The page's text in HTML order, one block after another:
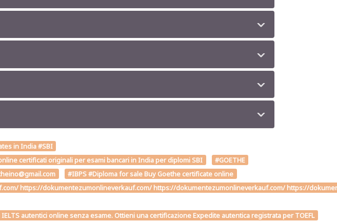
in India #SBI
certificati originali per esami bancari in India per diplomi SBI
#GOETHE
#IBPS #Diploma for sale Buy Goethe certificate online
https://dokumentezumonlineverkauf.com/ https://dokumentezumonlineverkauf.com/ https://
autentici online senza esame. Ottieni una certificazione Expedite autentica registrata per TOEFL